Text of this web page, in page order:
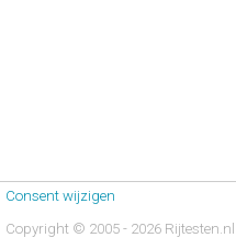
Consent wijzigen
Copyright © 2005 - 2026 Rijtesten.nl